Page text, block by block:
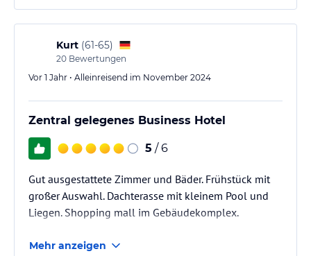
Kurt (61-65)
20 Bewertungen
Vor 1 Jahr • Alleinreisend im November 2024
Zentral gelegenes Business Hotel
5 / 6
Gut ausgestattete Zimmer und Bäder. Frühstück mit
großer Auswahl. Dachterasse mit kleinem Pool und
Liegen. Shopping mall im Gebäudekomplex.
Mehr anzeigen